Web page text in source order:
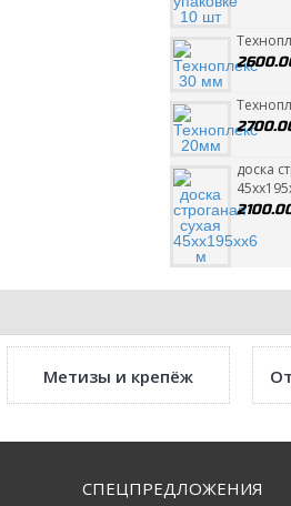
доска
Метизы и крепёж
СПЕЦПРЕДЛОЖЕНИЯ